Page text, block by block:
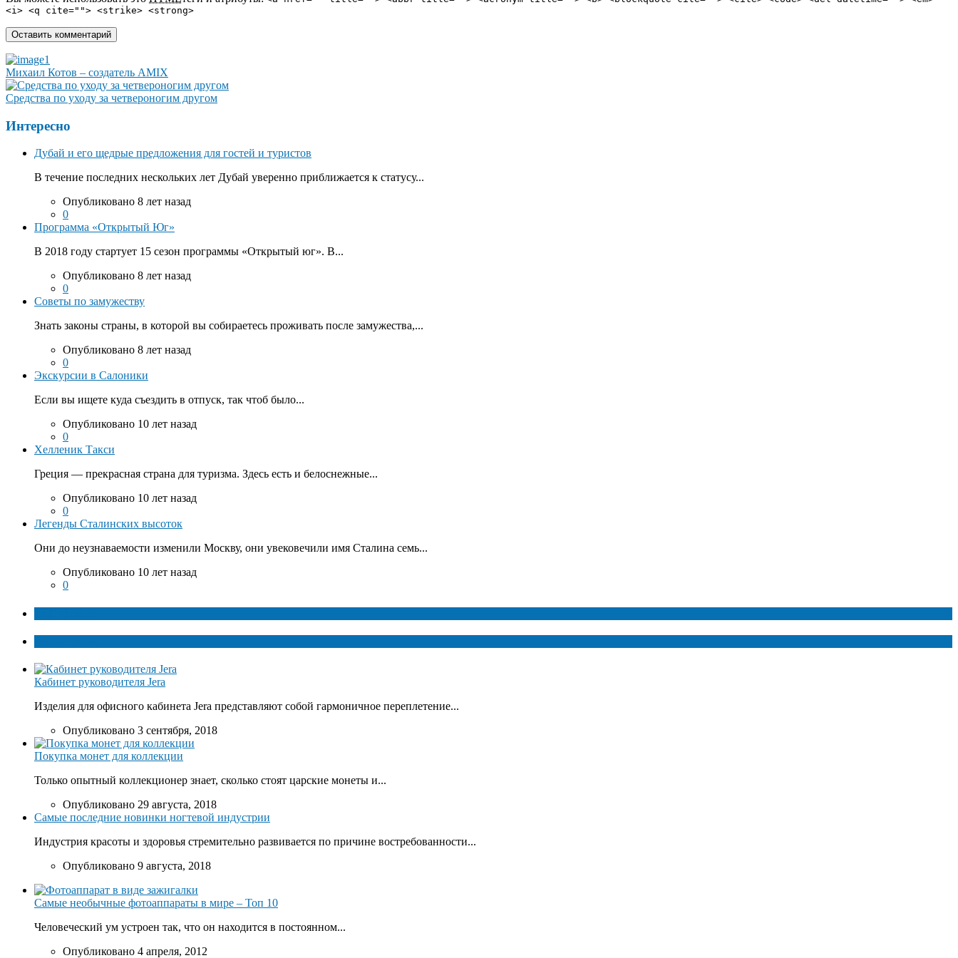
<i> <q cite=""> <strike> <strong>
Михаил Котов – создатель AMIX
Средства по уходу за четвероногим другом
Интересно
Дубай и его щедрые предложения для гостей и туристов
В течение последних нескольких лет Дубай уверенно приближается к статусу...
Опубликовано 8 лет назад
0
Программа «Открытый Юг»
В 2018 году стартует 15 сезон программы «Открытый юг». В...
Опубликовано 8 лет назад
0
Советы по замужеству
Знать законы страны, в которой вы собираетесь проживать после замужества,...
Опубликовано 8 лет назад
0
Экскурсии в Салоники
Если вы ищете куда съездить в отпуск, так чтоб было...
Опубликовано 10 лет назад
0
Хелленик Такси
Греция — прекрасная страна для туризма. Здесь есть и белоснежные...
Опубликовано 10 лет назад
0
Легенды Сталинских высоток
Они до неузнаваемости изменили Москву, они увековечили имя Сталина семь...
Опубликовано 10 лет назад
0
Кабинет руководителя Jera
Изделия для офисного кабинета Jera представляют собой гармоничное переплетение...
Опубликовано 3 сентября, 2018
Покупка монет для коллекции
Только опытный коллекционер знает, сколько стоят царские монеты и...
Опубликовано 29 августа, 2018
Самые последние новинки ногтевой индустрии
Индустрия красоты и здоровья стремительно развивается по причине востребованности...
Опубликовано 9 августа, 2018
Самые необычные фотоаппараты в мире – Топ 10
Человеческий ум устроен так, что он находится в постоянном...
Опубликовано 4 апреля, 2012